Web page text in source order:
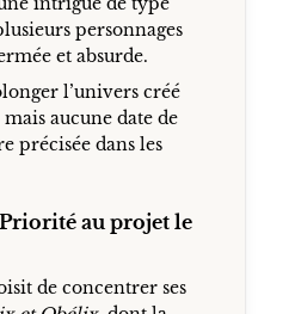
personnages
et absurde.
l’univers créé
aucune date de
précisée dans les
au projet le
de concentrer ses